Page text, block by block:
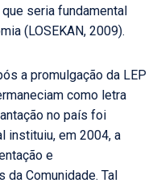
seria fundamental
(LOSEKAN, 2009).
a promulgação da LEP
como letra
no país foi
instituiu, em 2004, a
e
Comunidade. Tal